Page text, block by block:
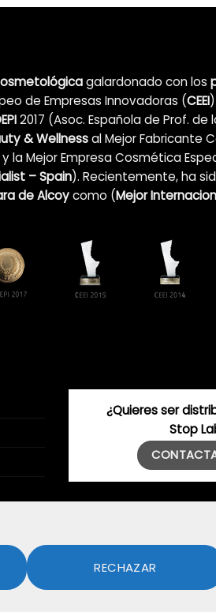
RECHAZAR
galardonado con los
de Empresas Innovadoras (CEEI
2017 (Asoc. Española de Prof. de
& Wellnessal Mejor Fabricante
y la Mejor Empresa Cosmética
– Spain). Recientemente, ha
de Alcoycomo (Mejor
¿Quieres ser
Stop